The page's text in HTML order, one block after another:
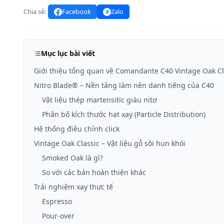
Chia sẻ: Facebook Zalo
Mục lục bài viết
Giới thiệu tổng quan về Comandante C40 Vintage Oak
Nitro Blade® – Nền tảng làm nên danh tiếng của C40
Vật liệu thép martensitic giàu nitơ
Phân bố kích thước hạt xay (Particle Distribution)
Hệ thống điều chỉnh click
Vintage Oak Classic – Vật liệu gỗ sồi hun khói
Smoked Oak là gì?
So với các bản hoàn thiện khác
Trải nghiệm xay thực tế
Espresso
Pour-over